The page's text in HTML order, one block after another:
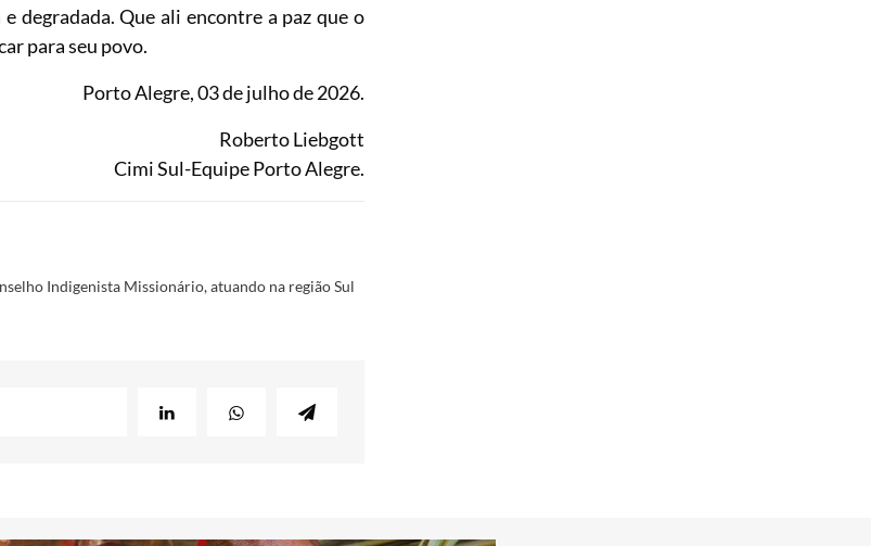
degradada. Que ali encontre a paz que o
para seu povo.
Porto Alegre, 03 de julho de 2026.
Roberto Liebgott
Cimi Sul-Equipe Porto Alegre.
Indigenista Missionário, atuando na região Sul